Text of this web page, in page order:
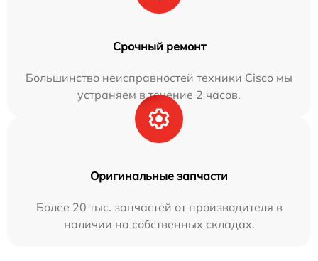
Срочный ремонт
Большинство неисправностей техники Cisco мы
устраняем в течение 2 часов.
Оригинальные запчасти
Более 20 тыс. запчастей от производителя в
наличии на собственных складах.